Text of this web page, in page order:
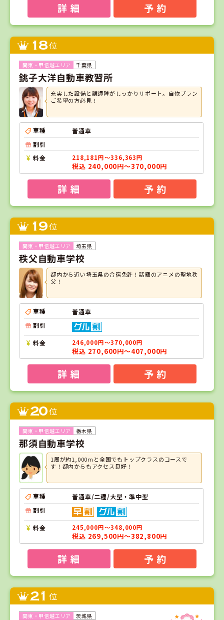
詳 細 予 約
18位
千葉県
銚子大洋自動車教習所
充実した設備と講師陣がしっかりサポート。自炊プラン
ご希望の方必見！
車種
普通車
割引
料金
218,181円～336,363円
税込 240,000円～370,000円
詳 細 予 約
19位
埼玉県
秩父自動車学校
都内から近い埼玉県の合宿免許！話題のアニメの聖地秩
父！
車種
普通車
割引
料金 246,000円～370,000円
税込 270,600円～407,000円
詳 細 予 約
20位
栃木県
那須自動車学校
1周が約1,000mと全国でもトップクラスのコースで
す！都内からもアクセス良好！
車種
普通車/二種/大型・準中型
割引
料金 245,000円～348,000円
税込 269,500円～382,800円
詳 細 予 約
21 位
茨城県